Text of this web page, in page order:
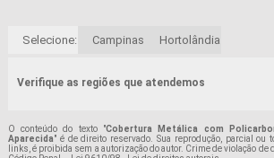
Selecione: Campinas Hortolândia
Verifique as regiões que atendemos
O conteúdo do texto "Cobertura Metálica com
Aparecida" é de direito reservado. Sua reprodução, parcial ou
links, é proibida sem a autorização do autor. Crime de violação